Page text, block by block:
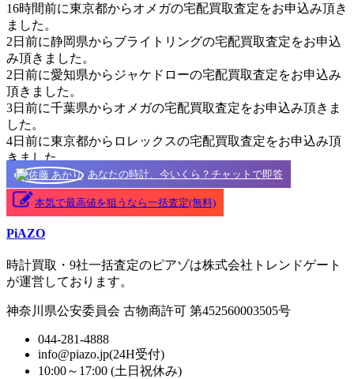
16時間前に東京都からオメガの宅配買取査定をお申込み頂き
ました。
2日前に静岡県からブライトリングの宅配買取査定をお申込
み頂きました。
2日前に愛知県からジャケドローの宅配買取査定をお申込み
頂きました。
3日前に千葉県からオメガの宅配買取査定をお申込み頂きま
した。
4日前に東京都からロレックスの宅配買取査定をお申込み頂
きました。
あなたの時計、今いくら？チャットで即答
本気で最高値を狙うなら一括査定(無料)
PiAZO
時計買取・9社一括査定のピアゾは株式会社トレンドゲート
が運営しております。
神奈川県公安委員会 古物商許可 第452560003505号
044-281-4888
info@piazo.jp(24H受付)
10:00～17:00 (土日祝休み)